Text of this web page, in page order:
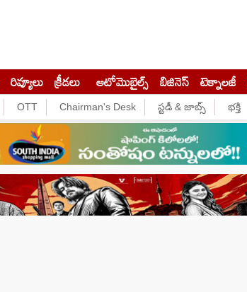
రివ్యూలు క్రీడలు ఆటోమొబైల్స్ బిజినెస్‌ టెక్నాలజీ
OTT Chairman's Desk స్టడీ & జాబ్స్ భక్తి